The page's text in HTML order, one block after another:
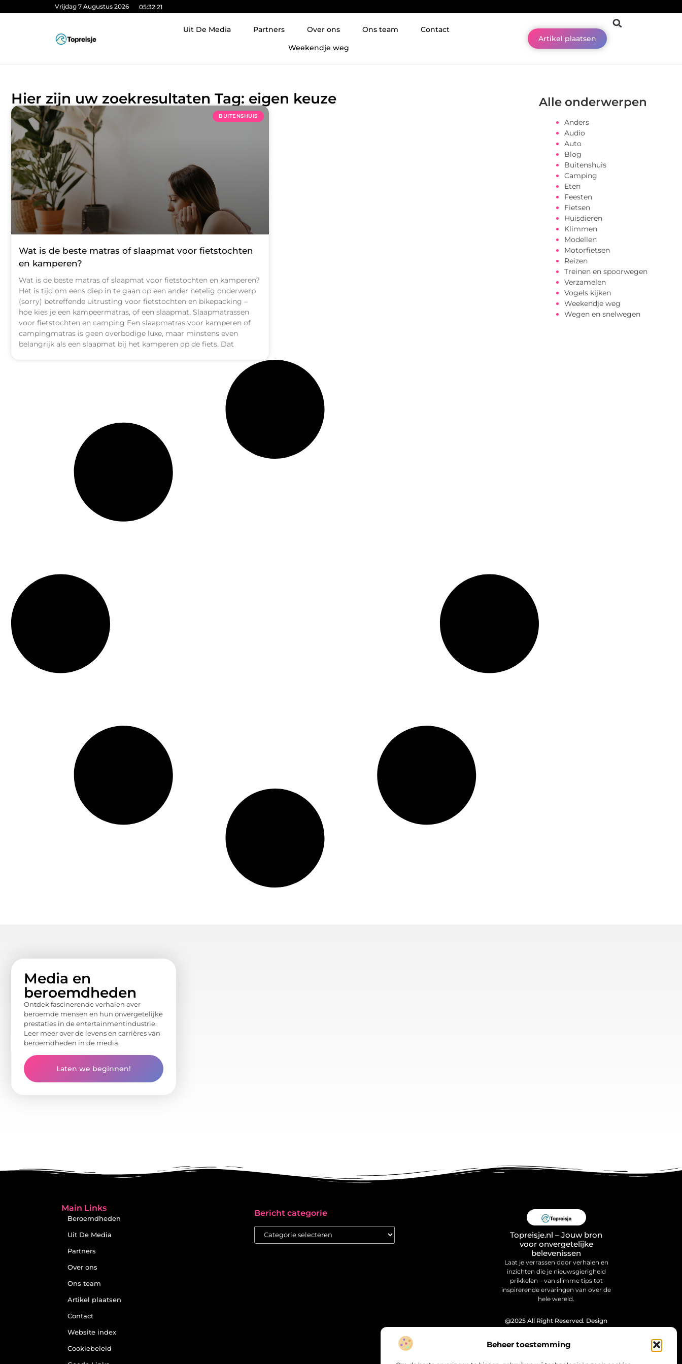
Beheer toestemming
Vrijdag 7 Augustus 2026 05:32:22
Uit De Media Partners Over ons Ons team
Contact
Weekendje weg
Artikel plaatsen
Hier zijn uw zoekresultaten Tag: eigen keuze
BUITENSHUIS
Wat is de beste matras of slaapmat voor fietstochten
en kamperen?
Wat is de beste matras of slaapmat voor fietstochten en kamperen?
Het is tijd om eens diep in te gaan op een ander netelig onderwerp
(sorry) betreffende uitrusting voor fietstochten en bikepacking –
hoe kies je een kampeermatras, of een slaapmat. Slaapmatrassen
voor fietstochten en camping Een slaapmatras voor kamperen of
campingmatras is geen overbodige luxe, maar minstens even
belangrijk als een slaapmat bij het kamperen op de fiets. Dat
Alle onderwerpen
Anders
Audio
Auto
Blog
Buitenshuis
Camping
Eten
Feesten
Fietsen
Huisdieren
Klimmen
Modellen
Motorfietsen
Reizen
Treinen en spoorwegen
Verzamelen
Vogels kijken
Weekendje weg
Wegen en snelwegen
Media en
beroemdheden
Ontdek fascinerende verhalen over
beroemde mensen en hun onvergetelijke
prestaties in de entertainmentindustrie.
Leer meer over de levens en carrières van
beroemdheden in de media.
Laten we beginnen!
Main Links
Beroemdheden
Uit De Media
Partners
Over ons
Ons team
Artikel plaatsen
Contact
Website index
Cookiebeleid
Bericht categorie
Topreisje.nl – Jouw bron
voor onvergetelijke
belevenissen
Laat je verrassen door verhalen en
inzichten die je nieuwsgierigheid
prikkelen – van slimme tips tot
inspirerende ervaringen van over de
hele wereld.
@2025 All Right Reserved. Design
bywww.topreisje.nl.